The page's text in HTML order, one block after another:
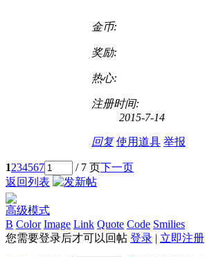
金币:
奖励:
热心:
注册时间:
2015-7-14
回复 使用道具 举报
1234567 / 7 页下一页
返回列表
高级模式
B Color Image Link Quote Code Smilies
您需要登录后才可以回帖 登录 | 立即注册